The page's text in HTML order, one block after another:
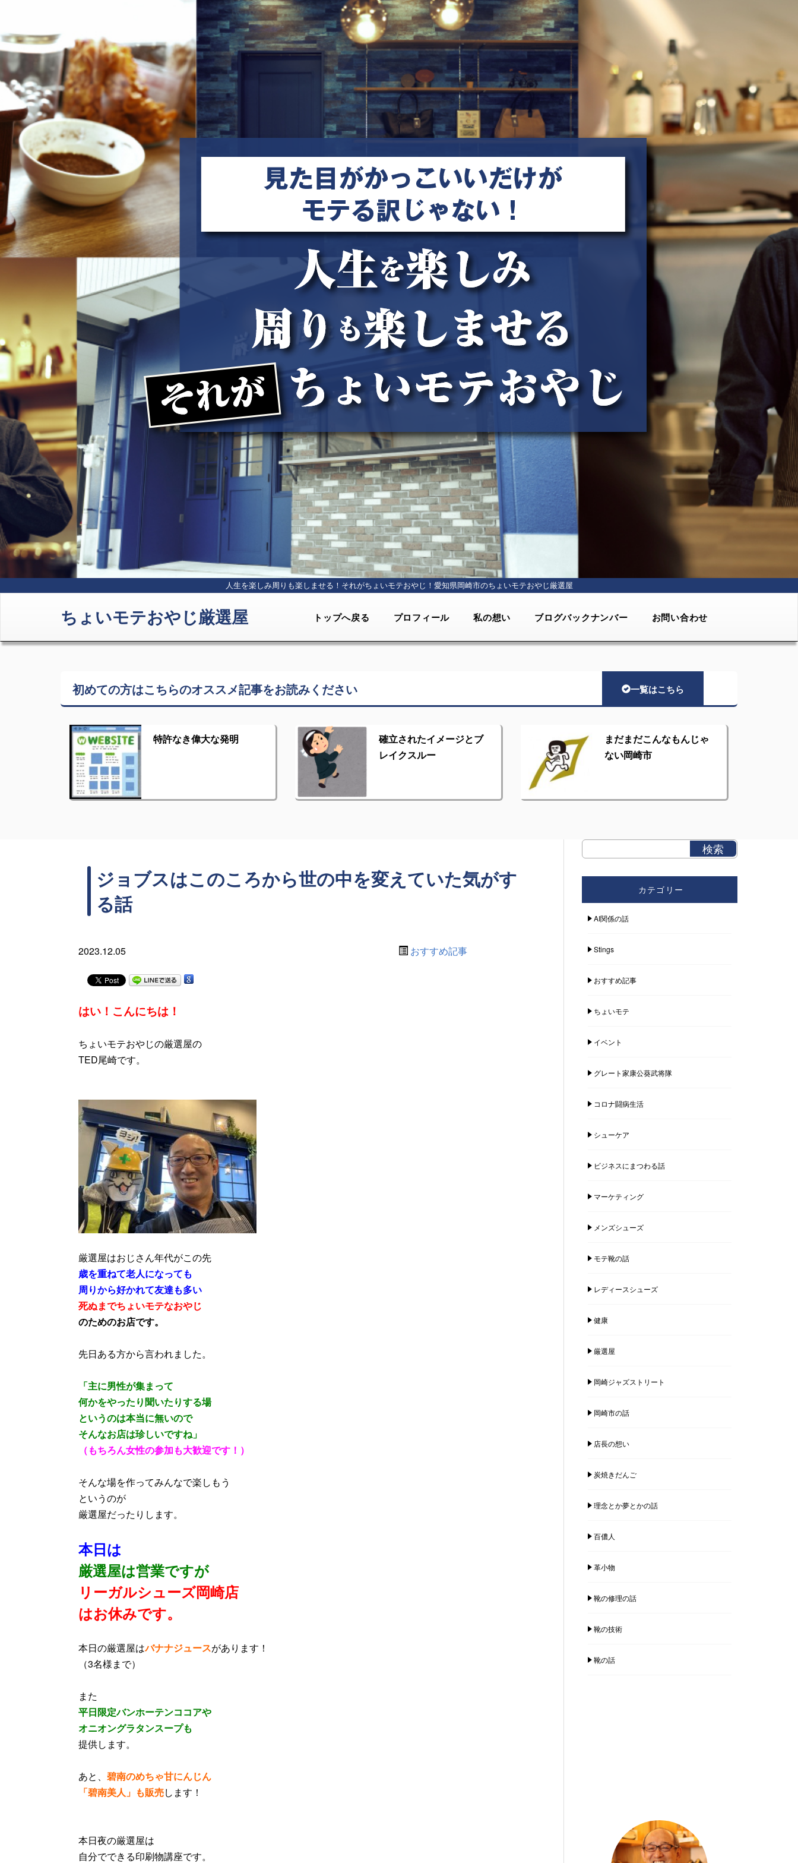
人生を楽しみ周りも楽しませる！それがちょいモテおやじ！ 愛知県岡崎市のちょいモテおやじ厳選屋
ちょいモテおやじ厳選屋 トップへ戻る プロフィール 私の想い ブログバックナンバー お問い合わせ
初めての方はこちらのオススメ記事をお読みください 一覧はこちら
特許なき偉大な発明
確立されたイメージとブ
レイクスルー
まだまだこんなもんじゃ
ない岡崎市
ジョブスはこのころから世の中を変えていた気がす
る話
2023.12.05 おすすめ記事
はい！こんにちは！
ちょいモテおやじの厳選屋の
TED尾崎です。
厳選屋はおじさん年代がこの先
歳を重ねて老人になっても
周りから好かれて友達も多い
死ぬまでちょいモテなおやじ
のためのお店です。
先日ある方から言われました。
「主に男性が集まって
何かをやったり聞いたりする場
というのは本当に無いので
そんなお店は珍しいですね」
（もちろん女性の参加も大歓迎です！）
そんな場を作ってみんなで楽しもう
というのが
厳選屋だったりします。
本日は
厳選屋は営業ですが
リーガルシューズ岡崎店
はお休みです。
本日の厳選屋はバナナジュースがあります！
（3名様まで）
また
平日限定バンホーテンココアや
オニオングラタンスープも
提供します。
あと、 碧南のめちゃ甘にんじん
「碧南美人」も販売します！
本日夜の厳選屋は
自分でできる印刷物講座です。
カテゴリー
AI関係の話
Stings
おすすめ記事
ちょいモテ
イベント
グレート家康公葵武将隊
コロナ闘病生活
シューケア
ビジネスにまつわる話
マーケティング
メンズシューズ
モテ靴の話
レディースシューズ
健康
厳選屋
岡崎ジャズストリート
岡崎市の話
店長の想い
炭焼きだんご
理念とか夢とかの話
百儂人
革小物
靴の修理の話
靴の技術
靴の話